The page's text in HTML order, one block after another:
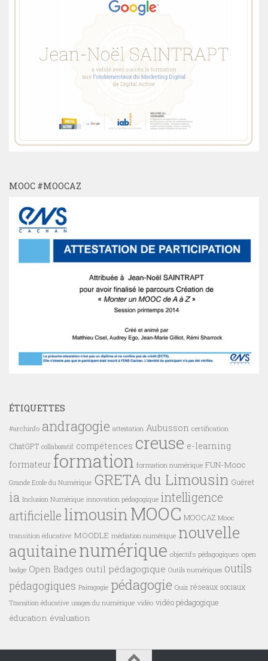
MOOC #MOOCAZ
ÉTIQUETTES
#archinfo andragogie attestation Aubusson certification
ChatGPT collaboratif compétences creuse e-learning
formateur formation formation numérique FUN-Mooc
Grande Ecole du Numérique GRETA du Limousin Guéret
ia Inclusion Numérique innovation pédagogique intelligence
artificielle limousinMOOC MOOCAZ Mooc
transition éducative MOODLE médiation numérique nouvelle
aquitainenumérique objectifs pédagogiques open
badge Open Badges outil pédagogique Outils numériques outils
pédagogiques Pairagogie pédagogie Quiz réseaux sociaux
Transition éducative usages du numérique vidéo vidéo pédagogique
éducation évaluation